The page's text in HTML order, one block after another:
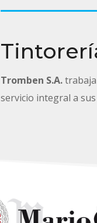
Tromben S.A.
servicio integral a